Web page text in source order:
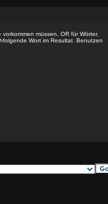
müssen, OR für Wörter,
Wort im Resultat. Benutzen